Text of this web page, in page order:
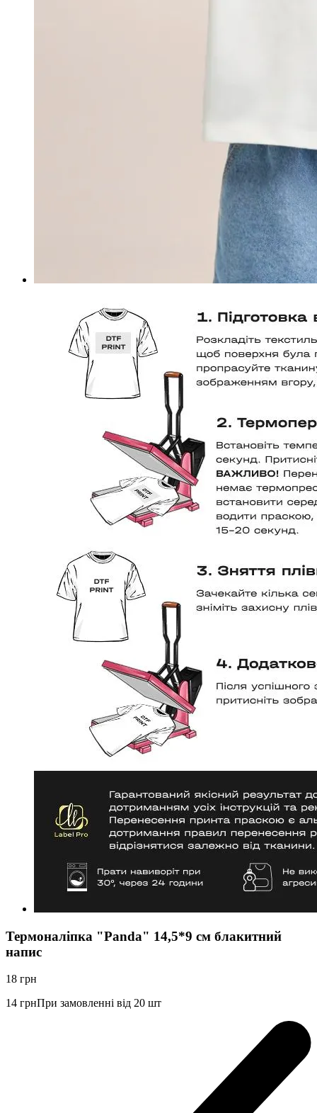
Термоналіпка "Panda" 14,5*9 см блакитний
напис
18 грн
14 грнПри замовленні від 20 шт